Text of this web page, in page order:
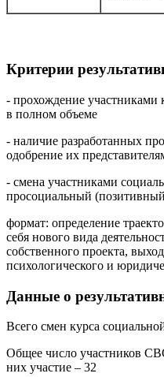
Критерии
- прохождение участниками
в полном объеме
- наличие разработанных
одобрение их
- смена участниками
просоциальный
формат: определение
себя нового вида
собственного проекта,
психологического и
Данные о
Всего смен курса
Общее число участников
них участие – 32